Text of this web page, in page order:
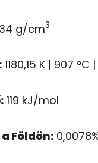
g/cm3
1180,15 K | 907 °C
119 kJ/mol
Földön: